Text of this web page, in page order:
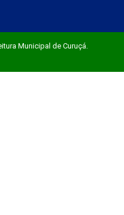
Municipal de Curuçá.